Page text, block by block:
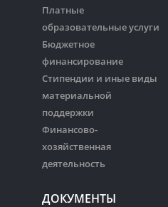
Платные
образовательные услуги
Бюджетное
финансирование
Стипендии и иные виды
материальной
поддержки
Финансово-
хозяйственная
деятельность
ДОКУМЕНТЫ